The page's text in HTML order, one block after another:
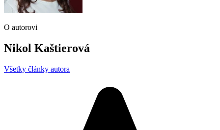
O autorovi
Nikol Kaštierová
Všetky články autora